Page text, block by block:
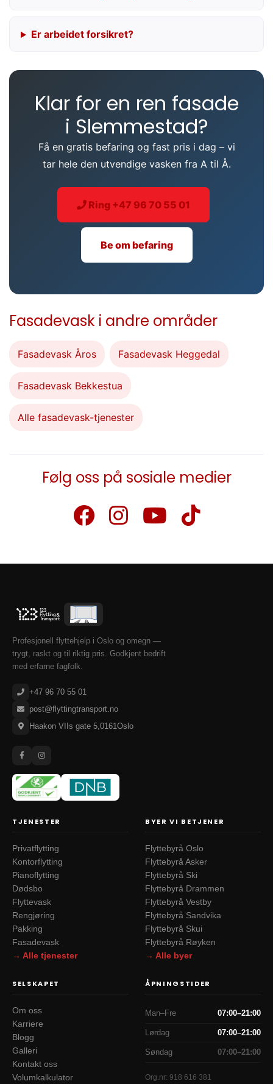
Er arbeidet forsikret?
Klar for en ren fasade
i Slemmestad?
Få en gratis befaring og fast pris i dag – vi
tar hele den utvendige vasken fra A til Å.
Ring +47 96 70 55 01
Be om befaring
Fasadevask i andre områder
Fasadevask Åros Fasadevask Heggedal
Fasadevask Bekkestua
Alle fasadevask-tjenester
Følg oss på sosiale medier
Profesjonell flyttehjelp i Oslo og omegn —
trygt, raskt og til riktig pris. Godkjent bedrift
med erfarne fagfolk.
+47 96 70 55 01
post@flyttingtransport.no
Haakon VIIs gate 5,0161Oslo
TJENESTER
Privatflytting
Kontorflytting
Pianoflytting
Dødsbo
Flyttevask
Rengjøring
Pakking
Fasadevask
→ Alle tjenester
BYER VI BETJENER
Flyttebyrå Oslo
Flyttebyrå Asker
Flyttebyrå Ski
Flyttebyrå Drammen
Flyttebyrå Vestby
Flyttebyrå Sandvika
Flyttebyrå Skui
Flyttebyrå Røyken
→ Alle byer
SELSKAPET
Om oss
Karriere
Blogg
Galleri
Kontakt oss
Volumkalkulator
ÅPNINGSTIDER
Man–Fre 07:00–21:00
Lørdag 07:00–21:00
Søndag 07:00–21:00
Org.nr: 918 616 381